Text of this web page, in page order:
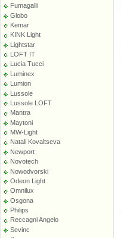
Fumagalli
Globo
Kemar
KINK Light
Lightstar
LOFT IT
Lucia Tucci
Luminex
Lumion
Lussole
Lussole LOFT
Mantra
Maytoni
MW-Light
Natali Kovaltseva
Newport
Novotech
Nowodvorski
Odeon Light
Omnilux
Osgona
Philips
Reccagni Angelo
Sevinc